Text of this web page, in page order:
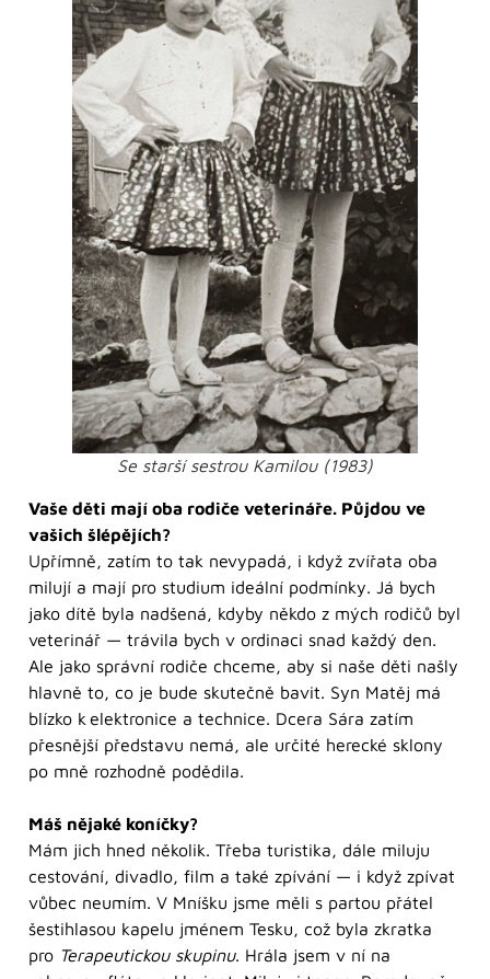
Se starší sestrou Kamilou (1983)
Vaše děti mají oba rodiče veterináře. Půjdou ve
vašich šlépějích?
Upřímně, zatím to tak nevypadá, i když zvířata oba
milují a mají pro studium ideální podmínky. Já bych
jako dítě byla nadšená, kdyby někdo z mých rodičů byl
veterinář — trávila bych v ordinaci snad každý den.
Ale jako správní rodiče chceme, aby si naše děti našly
hlavně to, co je bude skutečně bavit. Syn Matěj má
blízko k elektronice a technice. Dcera Sára zatím
přesnější představu nemá, ale určité herecké sklony
po mně rozhodně podědila.
Máš nějaké koníčky?
Mám jich hned několik. Třeba turistika, dále miluju
cestování, divadlo, film a také zpívání — i když zpívat
vůbec neumím. V Mníšku jsme měli s partou přátel
šestihlasou kapelu jménem Tesku, což byla zkratka
pro Terapeutickou skupinu. Hrála jsem v ní na